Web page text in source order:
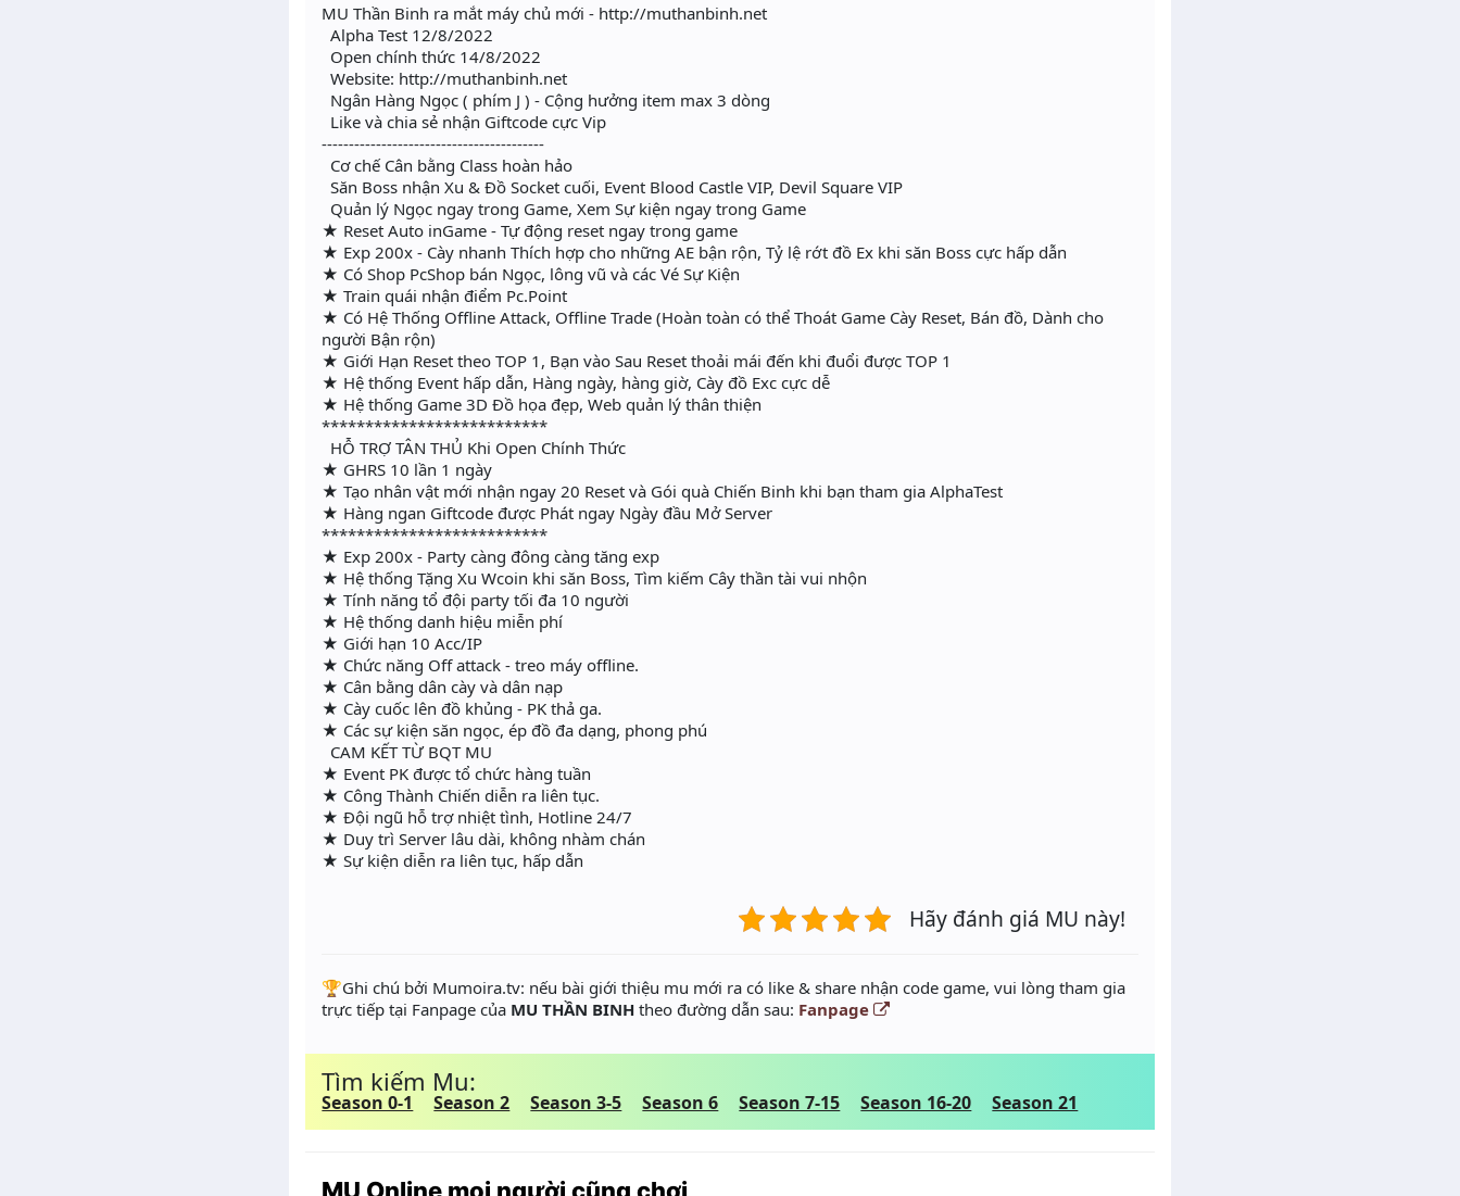
MU Thần Binh ra mắt máy chủ mới - http://muthanbinh.net
Alpha Test 12/8/2022
Open chính thức 14/8/2022
Website: http://muthanbinh.net
Ngân Hàng Ngọc ( phím J ) - Cộng hưởng item max 3 dòng
Like và chia sẻ nhận Giftcode cực Vip
-----------------------------------------
Cơ chế Cân bằng Class hoàn hảo
Săn Boss nhận Xu & Đồ Socket cuối, Event Blood Castle VIP, Devil Square VIP
Quản lý Ngọc ngay trong Game, Xem Sự kiện ngay trong Game
★ Reset Auto inGame - Tự động reset ngay trong game
★ Exp 200x - Cày nhanh Thích hợp cho những AE bận rộn, Tỷ lệ rớt đồ Ex khi săn Boss cực hấp dẫn
★ Có Shop PcShop bán Ngọc, lông vũ và các Vé Sự Kiện
★ Train quái nhận điểm Pc.Point
★ Có Hệ Thống Offline Attack, Offline Trade (Hoàn toàn có thể Thoát Game Cày Reset, Bán đồ, Dành cho
người Bận rộn)
★ Giới Hạn Reset theo TOP 1, Bạn vào Sau Reset thoải mái đến khi đuổi được TOP 1
★ Hệ thống Event hấp dẫn, Hàng ngày, hàng giờ, Cày đồ Exc cực dễ
★ Hệ thống Game 3D Đồ họa đẹp, Web quản lý thân thiện
**************************
HỖ TRỢ TÂN THỦ Khi Open Chính Thức
★ GHRS 10 lần 1 ngày
★ Tạo nhân vật mới nhận ngay 20 Reset và Gói quà Chiến Binh khi bạn tham gia AlphaTest
★ Hàng ngan Giftcode được Phát ngay Ngày đầu Mở Server
**************************
★ Exp 200x - Party càng đông càng tăng exp
★ Hệ thống Tặng Xu Wcoin khi săn Boss, Tìm kiếm Cây thần tài vui nhộn
★ Tính năng tổ đội party tối đa 10 người
★ Hệ thống danh hiệu miễn phí
★ Giới hạn 10 Acc/IP
★ Chức năng Off attack - treo máy offline.
★ Cân bằng dân cày và dân nạp
★ Cày cuốc lên đồ khủng - PK thả ga.
★ Các sự kiện săn ngọc, ép đồ đa dạng, phong phú
CAM KẾT TỪ BQT MU
★ Event PK được tổ chức hàng tuần
★ Công Thành Chiến diễn ra liên tục.
★ Đội ngũ hỗ trợ nhiệt tình, Hotline 24/7
★ Duy trì Server lâu dài, không nhàm chán
★ Sự kiện diễn ra liên tục, hấp dẫn
Hãy đánh giá MU này!
️🏆Ghi chú bởi Mumoira.tv: nếu bài giới thiệu mu mới ra có like & share nhận code game, vui lòng tham gia
trực tiếp tại Fanpage của MU THẦN BINHtheo đường dẫn sau: Fanpage
Tìm kiếm Mu:
Season 0-1 Season 2 Season 3-5 Season 6 Season 7-15 Season 16-20 Season 21
MU Online mọi người cũng chơi